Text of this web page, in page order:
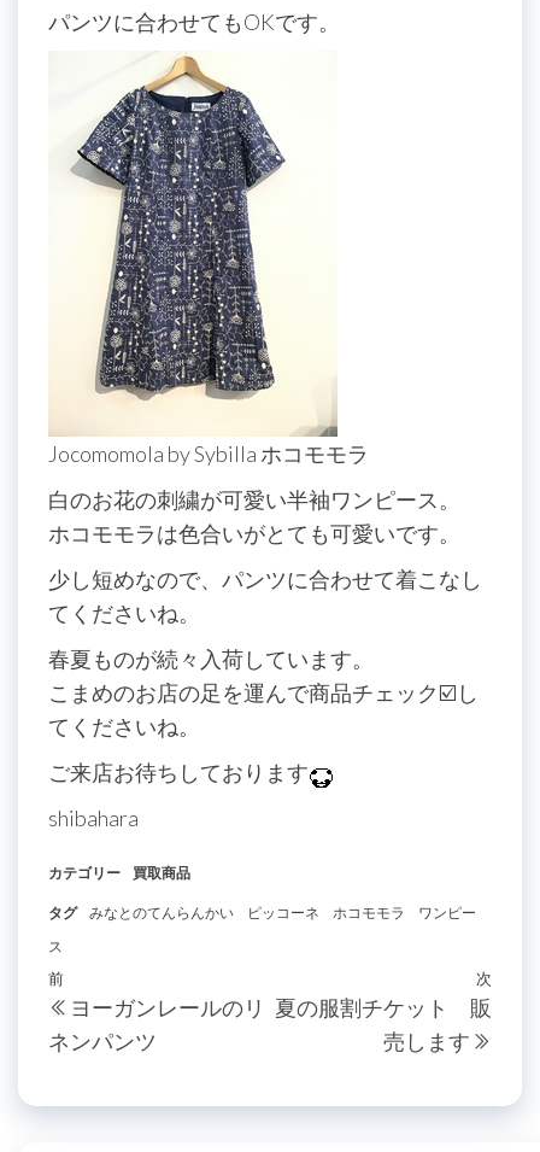
パンツに合わせてもOKです。
Jocomomola by Sybilla ホコモモラ
白のお花の刺繍が可愛い半袖ワンピース。
ホコモモラは色合いがとても可愛いです。
少し短めなので、パンツに合わせて着こなし
てくださいね。
春夏ものが続々入荷しています。
こまめのお店の足を運んで商品チェック☑️し
てくださいね。
ご来店お待ちしております
shibahara
カテゴリー 買取商品
タグ みなとのてんらんかい ピッコーネ ホコモモラ
ワンピー
ス
投
稿
ナ
ビ
過
去
の
前
ヨーガンレールのリ
ネンパンツ
次
次
夏の服割チケット 販
売します